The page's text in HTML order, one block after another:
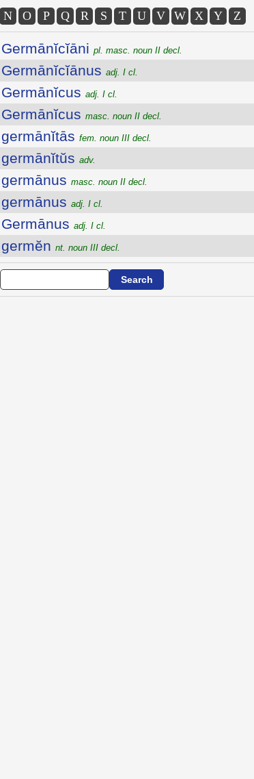
N O P Q R S T U V W X Y Z
Germānĭcĭāni pl. masc. noun II decl.
Germānĭcĭānus adj. I cl.
Germānĭcus adj. I cl.
Germānĭcus masc. noun II decl.
germānĭtās fem. noun III decl.
germānĭtŭs adv.
germānus masc. noun II decl.
germānus adj. I cl.
Germānus adj. I cl.
germĕn nt. noun III decl.